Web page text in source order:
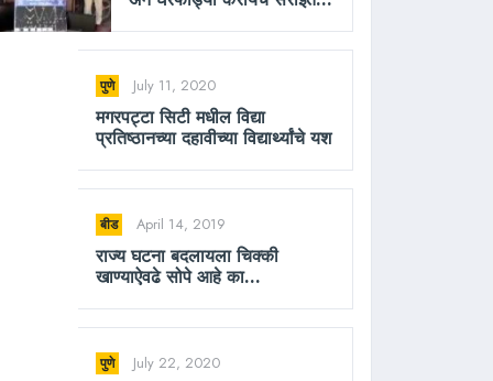
पुणे July 11, 2020
मगरपट्टा सिटी मधील विद्या
प्रतिष्ठानच्या दहावीच्या विद्यार्थ्यांचे यश
बीड April 14, 2019
राज्य घटना बदलायला चिक्की
खाण्याऐवढे सोपे आहे का...
पुणे July 22, 2020